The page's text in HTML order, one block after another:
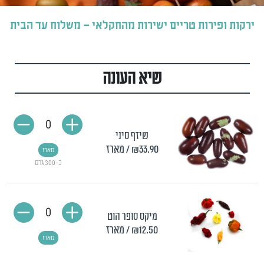
ירקות ופירות טריים ישירות מהחקלאי – משלוח עד הבית
שיא העונה
שיזף סיני
₪33.90 / מארז
כ-300 גרם
מארז
0
מיקס סופר הוט
₪12.50/ מארז
מארז
0